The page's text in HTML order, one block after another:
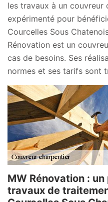
les travaux à un couvreur
expérimenté pour
Courcelles Sous
Rénovation est un
cas de besoins. Ses
normes et ses tarifs sont
MW Rénovation :
travaux de